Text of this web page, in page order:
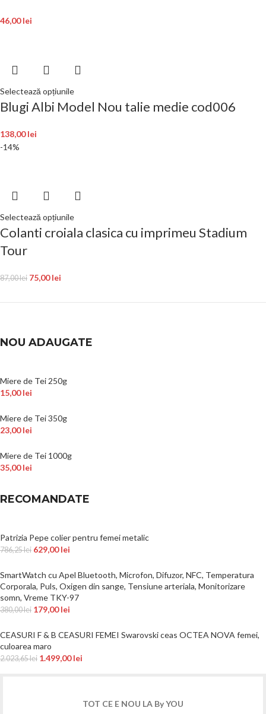
46,00lei
Selectează opțiunile
Blugi Albi Model Nou talie medie cod006
138,00lei
-14%
Selectează opțiunile
Colanti croiala clasica cu imprimeu Stadium
Tour
87,00lei 75,00lei
NOU ADAUGATE
Miere de Tei 250g
15,00lei
Miere de Tei 350g
23,00lei
Miere de Tei 1000g
35,00lei
RECOMANDATE
Patrizia Pepe colier pentru femei metalic
786,25lei 629,00lei
SmartWatch cu Apel Bluetooth, Microfon, Difuzor, NFC, Temperatura
Corporala, Puls, Oxigen din sange, Tensiune arteriala, Monitorizare
somn, Vreme TKY-97
380,00lei 179,00lei
CEASURI F & B CEASURI FEMEI Swarovski ceas OCTEA NOVA femei,
culoarea maro
2.023,65lei 1.499,00lei
TOT CE E NOU LA By YOU